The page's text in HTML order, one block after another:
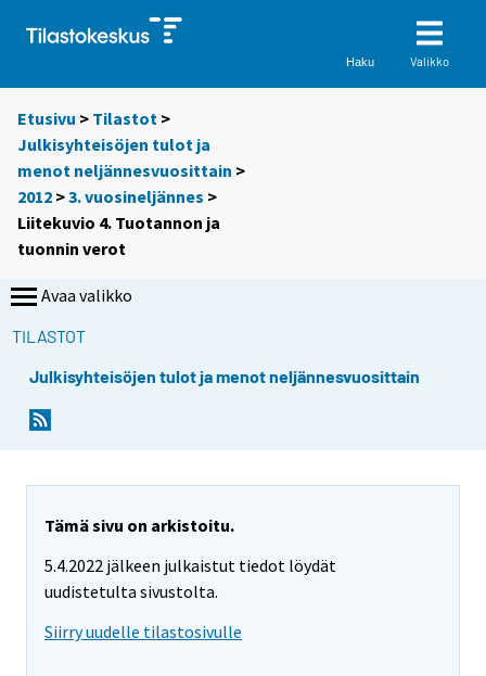
Haku Valikko
Etusivu > Tilastot >
Julkisyhteisöjen tulot ja
menot neljännesvuosittain >
2012 >3. vuosineljännes >
Liitekuvio 4. Tuotannon ja
tuonnin verot
Avaa valikko
TILASTOT
Julkisyhteisöjen tulot ja menot neljännesvuosittain
Tämä sivu on arkistoitu.
5.4.2022 jälkeen julkaistut tiedot löydät
uudistetulta sivustolta.
Siirry uudelle tilastosivulle